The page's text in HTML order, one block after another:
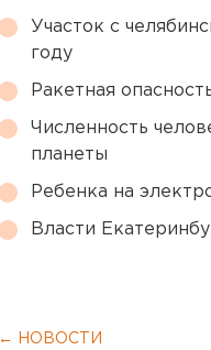
Участок с
году
Ракетная
Численность
планеты
Ребенка на
Власти
← НОВОСТИ